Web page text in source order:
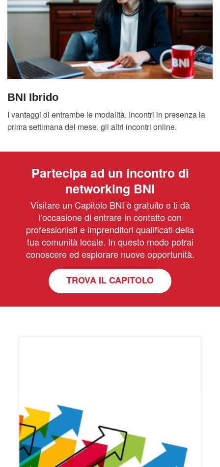
BNI Ibrido
I vantaggi di entrambe le modalità. Incontri in presenza la
prima settimana del mese, gli altri incontri online.
Partecipa ad un incontro di
networking BNI
Visitare un Capitolo BNI è gratuito e ti dà
l’occasione di entrare in contatto con
professionisti e imprenditori qualificati della
tua comunità locale. In questo modo potrai
conoscere ed esplorare nuove opportunità.
TROVA IL CAPITOLO